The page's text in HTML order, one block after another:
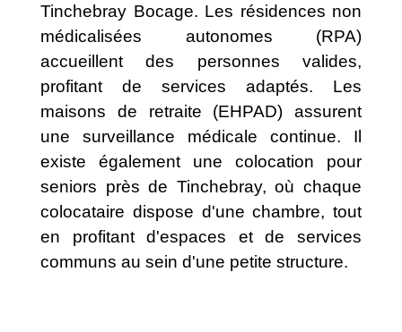
Tinchebray Bocage. Les résidences non
médicalisées autonomes (RPA)
accueillent des personnes valides,
profitant de services adaptés. Les
maisons de retraite (EHPAD) assurent
une surveillance médicale continue. Il
existe également une colocation pour
seniors près de Tinchebray, où chaque
colocataire dispose d'une chambre, tout
en profitant d'espaces et de services
communs au sein d'une petite structure.